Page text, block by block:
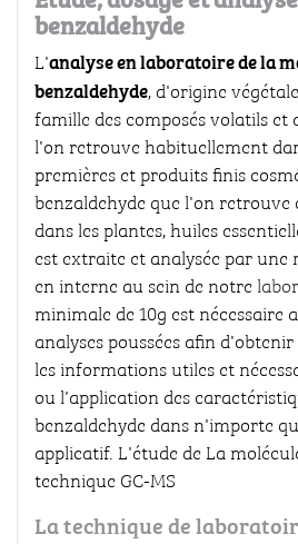
benzaldehyde
L'analyse en laboratoire de la
benzaldehyde, d'origine
famille des composés volatils et
l'on retrouve habituellement
premières et produits finis
benzaldehyde que l'on
dans les plantes, huiles
est extraite et analysée par
en interne au sein de notre
minimale de 10g est nécessaire
analyses poussées afin
les informations utiles et
ou l'application des
benzaldehyde dans n'importe
applicatif. L'étude de La
technique GC-MS
La technique de